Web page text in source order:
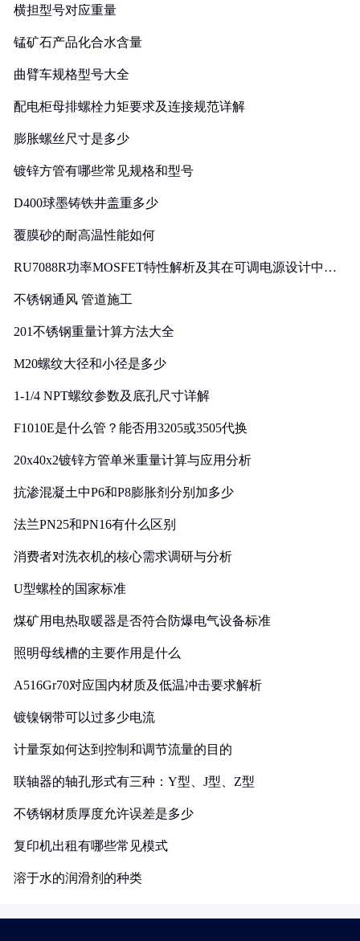
横担型号对应重量
锰矿石产品化合水含量
曲臂车规格型号大全
配电柜母排螺栓力矩要求及连接规范详解
膨胀螺丝尺寸是多少
镀锌方管有哪些常见规格和型号
D400球墨铸铁井盖重多少
覆膜砂的耐高温性能如何
RU7088R功率MOSFET特性解析及其在可调电源设计中的
不锈钢通风 管道施工
201不锈钢重量计算方法大全
M20螺纹大径和小径是多少
1-1/4 NPT螺纹参数及底孔尺寸详解
F1010E是什么管？能否用3205或3505代换
20x40x2镀锌方管单米重量计算与应用分析
抗渗混凝土中P6和P8膨胀剂分别加多少
法兰PN25和PN16有什么区别
消费者对洗衣机的核心需求调研与分析
U型螺栓的国家标准
煤矿用电热取暖器是否符合防爆电气设备标准
照明母线槽的主要作用是什么
A516Gr70对应国内材质及低温冲击要求解析
镀镍钢带可以过多少电流
计量泵如何达到控制和调节流量的目的
联轴器的轴孔形式有三种：Y型、J型、Z型
不锈钢材质厚度允许误差是多少
复印机出租有哪些常见模式
溶于水的润滑剂的种类